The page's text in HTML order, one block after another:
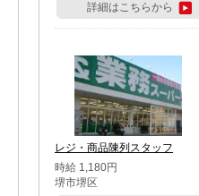
詳細はこちらから
レジ・商品陳列スタッフ
時給 1,180円
堺市堺区